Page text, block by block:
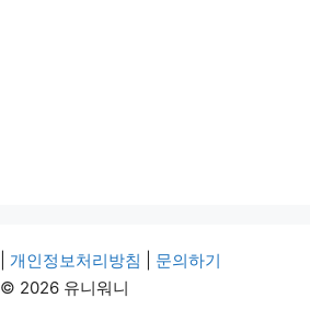
개인정보처리방침
문의하기
© 2026 유니워니